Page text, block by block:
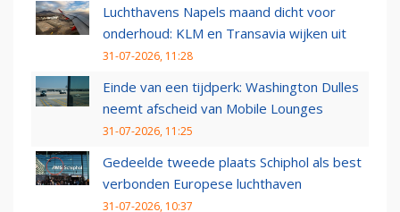
Luchthavens Napels maand dicht voor
onderhoud: KLM en Transavia wijken uit
31-07-2026, 11:28
Einde van een tijdperk: Washington Dulles
neemt afscheid van Mobile Lounges
31-07-2026, 11:25
Gedeelde tweede plaats Schiphol als best
verbonden Europese luchthaven
31-07-2026, 10:37